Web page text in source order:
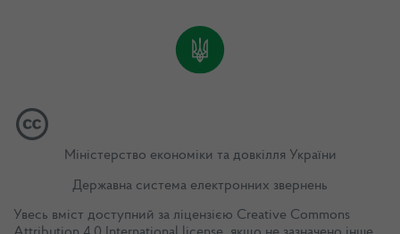
Міністерство економіки та довкілля України
Державна система електронних звернень
Увесь вміст доступний за ліцензією Creative Commons